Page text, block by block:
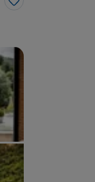
Like